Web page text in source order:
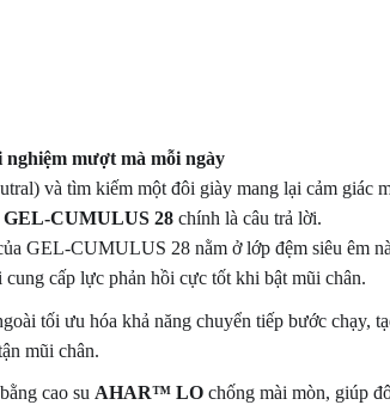
mượt mà mỗi ngày
và tìm kiếm một đôi giày mang lại cảm giác
GEL-CUMULUS 28 chính là câu trả lời.
GEL-CUMULUS 28 nằm ở lớp đệm siêu êm
cấp lực phản hồi cực tốt khi bật mũi chân.
tối ưu hóa khả năng chuyển tiếp bước chạy,
mũi chân.
cao su AHAR™ LO chống mài mòn, giúp